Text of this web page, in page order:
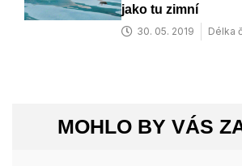
jako tu zimní
30. 05. 2019 Délka
MOHLO BY VÁS